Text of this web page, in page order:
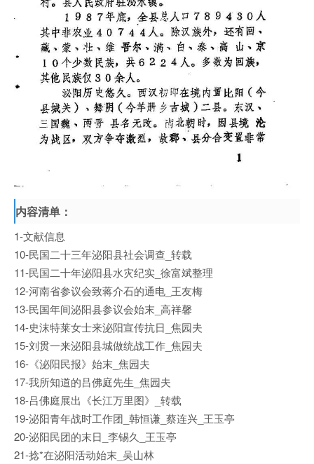
内容清单：
1-文献信息
10-民国二十三年泌阳县社会调查_转载
11-民国二十年泌阳县水灾纪实_徐富斌整理
12-河南省参议会致蒋介石的通电_王友梅
13-民国年间泌阳县参议会始末_高祥馨
14-史沫特莱女士来泌阳宣传抗日_焦园夫
15-刘贯一来泌阳县城做统战工作_焦园夫
16-《泌阳民报》始末_焦园夫
17-我所知道的吕佛庭先生_焦园夫
18-吕佛庭展出《长江万里图》_转载
19-泌阳青年战时工作团_韩恒谦_蔡连兴_王玉亭
20-泌阳民团的末日_李锡久_王玉亭
21-捻*在泌阳活动始末_吴山林